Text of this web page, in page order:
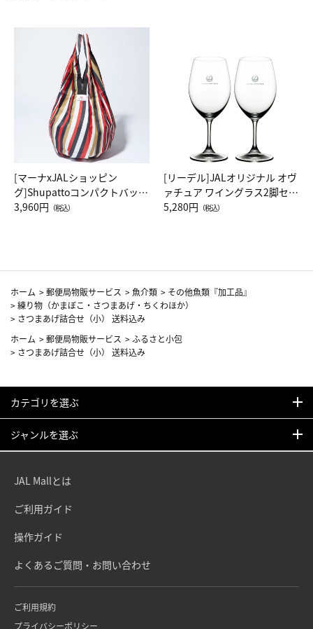
[マーナxJALショッピン
グ]Shupattoコンパクトバッグ
Drop JAL客室乗務員（LC）ス
3,960円 （税込）
[リーデル]JALオリジナル オヴ
ァチュア ワイングラス2脚セッ
ト（レッドワイン）
5,280円 （税込）
ホーム >郵便局物販サービス >魚介類 > その他魚類『加工品』
>練り物（かまぼこ・さつまあげ・ちくわほか）
> さつまあげ詰合せ（小） 送料込み
ホーム >郵便局物販サービス >ふるさと小包
> さつまあげ詰合せ（小） 送料込み
カテゴリを選ぶ
ジャンルを選ぶ
JAL Mallとは
ご利用ガイド
操作ガイド
よくあるご質問・お問い合わせ
ご利用規約
プライバシーポリシー